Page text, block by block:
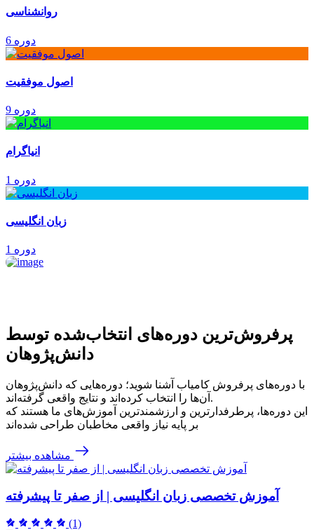
روانشناسی
6 دوره
اصول موفقیت
9 دوره
انیاگرام
1 دوره
زبان انگلیسی
1 دوره
پرفروش‌ترین‌ دوره‌های انتخاب‌شده توسط
دانش‌پژوهان
با دوره‌های پرفروش کامیاب آشنا شوید؛ دوره‌هایی که دانش‌پژوهان
آن‌ها را انتخاب کرده‌اند و نتایج واقعی گرفته‌اند.
این دوره‌ها، پرطرفدارترین و ارزشمندترین آموزش‌های ما هستند که
بر پایه نیاز واقعی مخاطبان طراحی شده‌اند
مشاهده بیشتر
آموزش تخصصی زبان انگلیسی | از صفر تا پیشرفته
(1)